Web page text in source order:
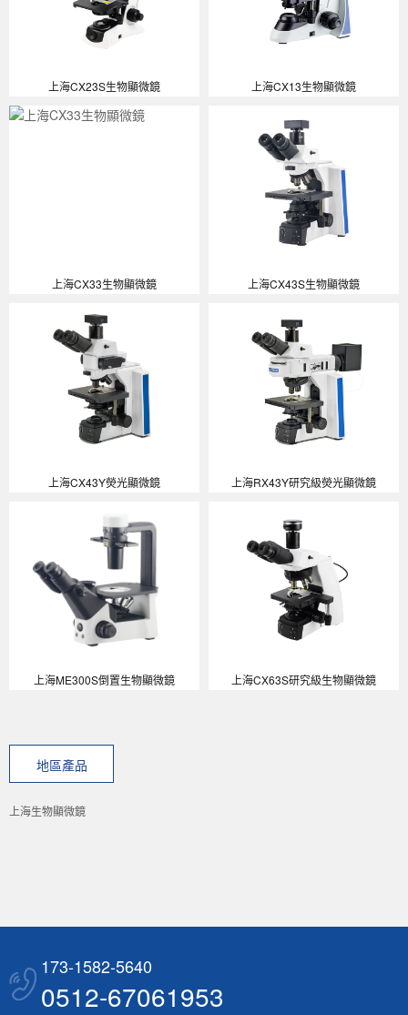
上海CX23S生物顯微鏡 上海CX13生物顯微鏡
上海CX33生物顯微鏡 上海CX43S生物顯微鏡
上海CX43Y熒光顯微鏡 上海RX43Y研究級熒光顯微鏡
上海ME300S倒置生物顯微鏡 上海CX63S研究級生物顯微鏡
地區產品
上海生物顯微鏡
173-1582-5640
0512-67061953